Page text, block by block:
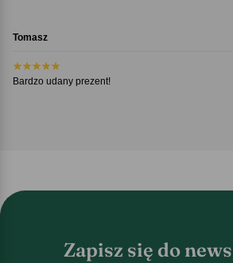
Tomasz
Bardzo udany prezent!
Zapisz się do